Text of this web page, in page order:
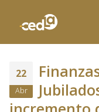
22
Abr